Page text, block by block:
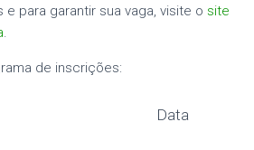
para garantir sua vaga, visite o site
.
de inscrições:
Data